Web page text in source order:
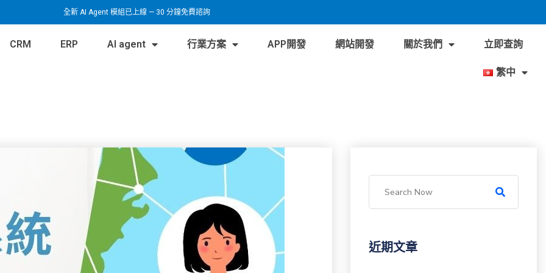
全新 AI Agent 模組已上線 — 30 分鐘免費諮詢
CRM ERP AI agent 行業方案 APP開發 網站開發 關於我們 立即查詢
繁中
近期文章